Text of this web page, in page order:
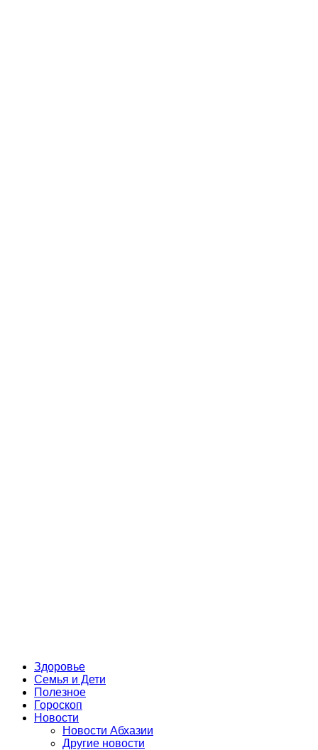
Здоровье
Семья и Дети
Полезное
Гороскоп
Новости
Новости Абхазии
Другие новости